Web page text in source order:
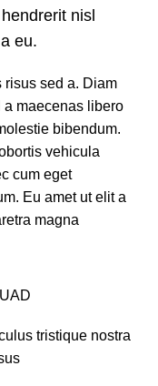
nisl
eu.
risus sed a. Diam
maecenas libero
bibendum.
vehicula
cum eget
Eu amet ut elit a
magna
tristique nostra